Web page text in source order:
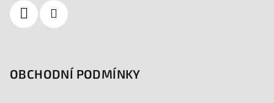
OBCHODNÍ PODMÍNKY